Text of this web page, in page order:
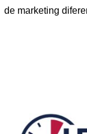
de marketing